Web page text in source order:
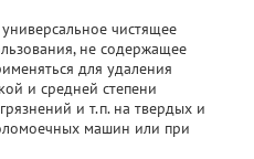
чистящее
не содержащее
для удаления
и средней степени
и т.п. на твердых и
машин или при